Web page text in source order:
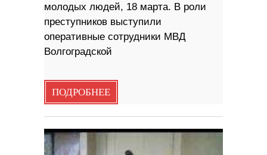
молодых людей, 18 марта. В роли
преступников выступили
оперативные сотрудники МВД
Волгоградской
ПОДРОБНЕЕ